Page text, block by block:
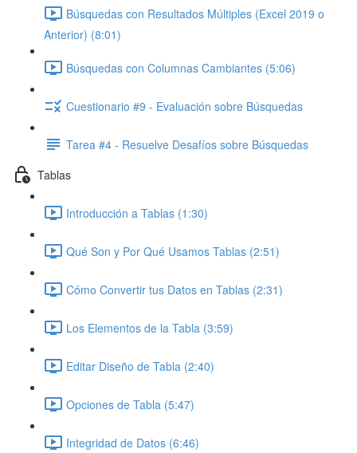
Búsquedas con Resultados Múltiples (Excel 2019 o
Anterior) (8:01)
Búsquedas con Columnas Cambiantes (5:06)
Cuestionario #9 - Evaluación sobre Búsquedas
Tarea #4 - Resuelve Desafíos sobre Búsquedas
Tablas
Introducción a Tablas (1:30)
Qué Son y Por Qué Usamos Tablas (2:51)
Cómo Convertir tus Datos en Tablas (2:31)
Los Elementos de la Tabla (3:59)
Editar Diseño de Tabla (2:40)
Opciones de Tabla (5:47)
Integridad de Datos (6:46)